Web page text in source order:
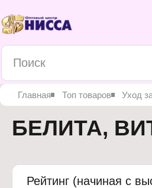
Главная Топ товаров Уход
БЕЛИТА,
Рейтинг (начиная с